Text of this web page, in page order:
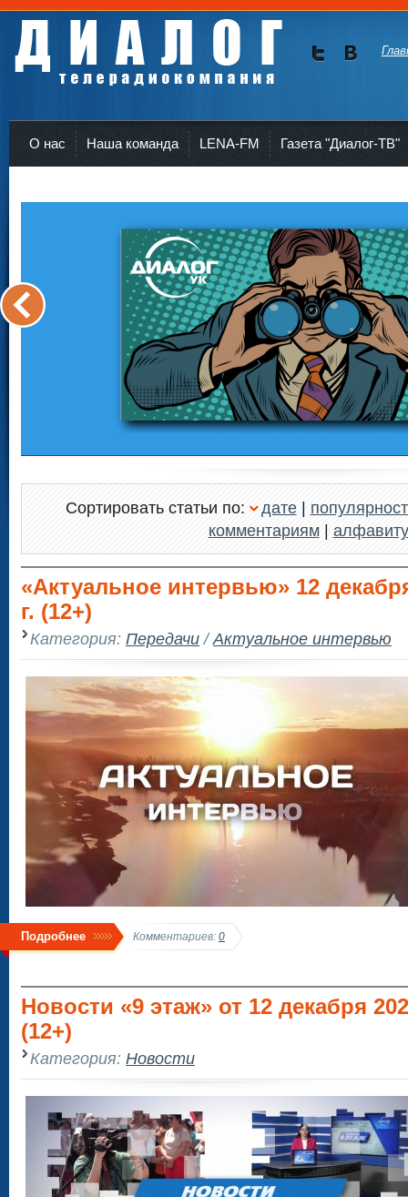
О нас Наша команда LENA-FM Газета "Диалог-ТВ"
Сортировать статьи по: дате|
комментариям| алфавиту
«Актуальное интервью» 12
г. (12+)
Категория: Передачи/Актуальное интервью
Подробнее Комментариев: 0
Новости «9 этаж» от 12 декабря
(12+)
Категория: Новости